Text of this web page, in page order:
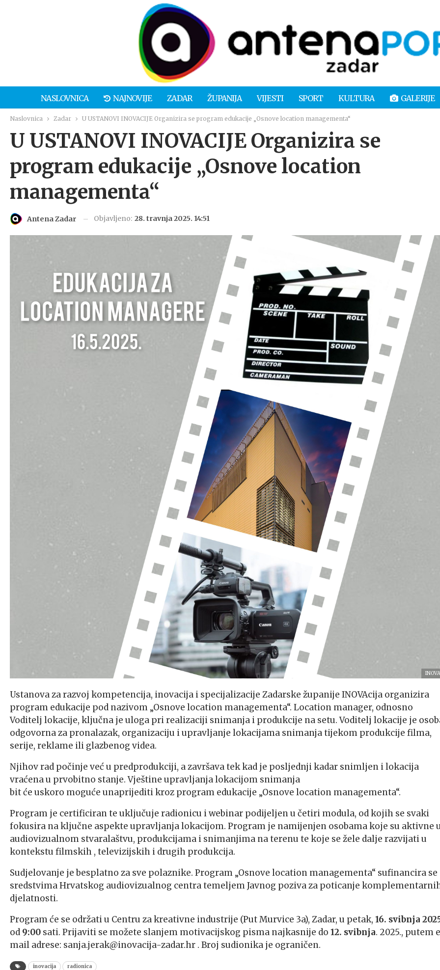
NASLOVNICA NAJNOVIJE ZADAR ŽUPANIJA VIJESTI SPORT KULTURA GALERIJE
Naslovnica Zadar U USTANOVI INOVACIJE Organizira se program edukacije „Osnove location managementa“
U USTANOVI INOVACIJE Organizira se
program edukacije „Osnove location
managementa“
Antena Zadar Objavljeno: 28. travnja 2025. 14:51
Ustanova za razvoj kompetencija, inovacija i specijalizacije Zadarske županije INOVAcija organizira
program edukacije pod nazivom „Osnove location managementa“. Location manager, odnosno
Voditelj lokacije, ključna je uloga pri realizaciji snimanja i produkcije na setu. Voditelj lokacije je
odgovorna za pronalazak, organizaciju i upravljanje lokacijama snimanja tijekom produkcije filma,
serije, reklame ili glazbenog videa.
Njihov rad počinje već u predprodukciji, a završava tek kad je posljednji kadar snimljen i lokacija
vraćena u prvobitno stanje. Vještine upravljanja lokacijom snimanja
bit će uskoro moguće unaprijediti kroz program edukacije „Osnove location managementa“.
Program je certificiran te uključuje radionicu i webinar podijeljen u četiri modula, od kojih se svaki
fokusira na ključne aspekte upravljanja lokacijom. Program je namijenjen osobama koje su aktivne
audiovizualnom stvaralaštvu, produkcijama i snimanjima na terenu te koje se žele dalje razvijati u
kontekstu filmskih , televizijskih i drugih produkcija.
Sudjelovanje je besplatno za sve polaznike. Program „Osnove location managementa“ sufinancira se
sredstvima Hrvatskog audiovizualnog centra temeljem Javnog poziva za poticanje
djelatnosti.
Program će se održati u Centru za kreativne industrije (Put Murvice 3a), Zadar, u petak, 16. svibnja
od 9:00 sati. Prijaviti se možete slanjem motivacijskog pisma najkasnije do 12. svibnja. 2025., putem
mail adrese: sanja.jerak@inovacija-zadar.hr . Broj sudionika je ograničen.
inovacija radionica